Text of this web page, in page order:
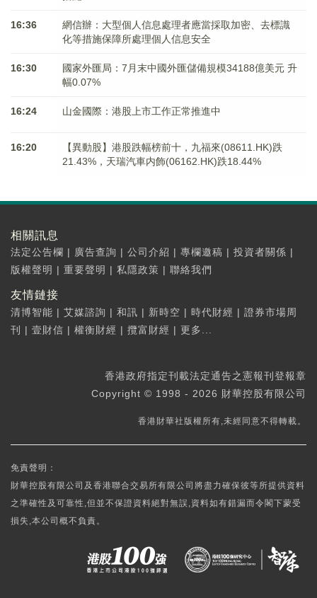
16:36
網信辦：大型個人信息處理者應當採取加密、去標識
化等措施保障所處理個人信息安全
16:30
國家外匯局：7月末中國外匯儲備規模34188億美元 升
幅0.07%
16:24 山金國際：港股上市工作正常推進中
16:20
【異動股】港股跌幅榜前十，九福來(08611.HK)跌
21.43%，天瑞汽車内飾(06162.HK)跌18.44%
相關訊息
法定公告欄 | 廣告查詢 | 公司介紹 | 專欄邀稿 | 投資者關係 |
版權聲明 | 重要聲明 | 私隱政策 | 聯絡我們
友情鏈接
清博智能 | 艾媒諮詢 | 和訊 | 新時空 | 時代財經 | 證券市場周
刊 | 壹財信 | 權衡財經 | 攬富財經 | 更多...
香港政府指定刊載法定通告之憲報刊登報章
Copyright © 1998 - 2026 財華控股有限公司
香港財華社版權所有,未經同意不得轉載。
免責聲明：
財華控股有限公司及香港聯合交易所有限公司將盡力確保彼等所提供資料
之準確性及可靠性,但並不保證資料絕對無誤,資料如有錯漏而令閣下蒙受
損失,本公司概不負責。